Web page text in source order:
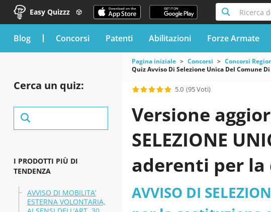
Easy Quizzz Ricerca
blog Concorsi Patenti Abilitazioni Forze Armate
Cerca un quiz:
I PRODOTTI PIÙ DI
TENDENZA
AVVISO DI MOBILITA’
ESTERNA VOLONTARIA,
Pagina iniziale Concorsi
Concorsi
Quiz Avviso Di Selezione Unica Del Comune
5.0 (95 Voti)
Versione
SELEZIONE
aderenti per la
ricoprire il
AVVISO DI